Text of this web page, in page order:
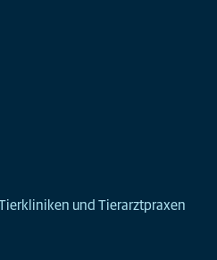
und Tierarztpraxen